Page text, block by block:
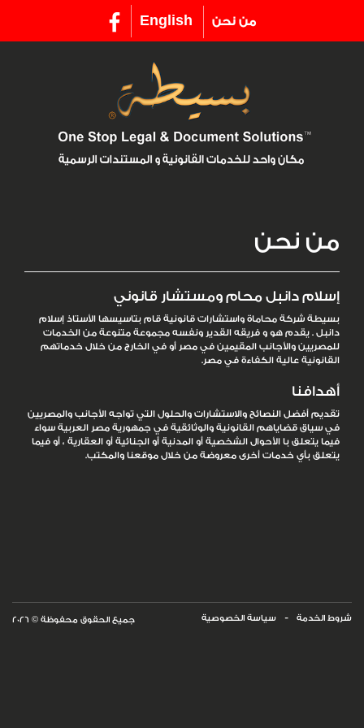
من نحن English
من نحن
إسلام دانبل محام ومستشار قانوني
بسيطة شركة محاماة واستشارات قانونية قام بتاسيسها الأستاذ إسلام
دانبل . يقدم هو و فريقه القدير ونفسه مجموعة متنوعة من الخدمات
للمصريين والأجانب المقيمين في مصر أو في الخارج من خلال خدماتهم
القانونية عالية الكفاءة في مصر.
أهدافنا
تقديم أفضل النصائح والاستشارات والحلول التي تواجه الأجانب والمصريين
في سياق قضاياهم القانونية والوثائقية في جمهورية مصر العربية سواء
فيما يتعلق با الأحوال الشخصية أو المدنية أو الجنائية أو العقارية ، أو فيما
يتعلق بأي خدمات أخرى معروضة من خلال موقعنا والمكتب.
شروط الخدمة - سياسة الخصوصية جميع الحقوق محفوظة © 2026